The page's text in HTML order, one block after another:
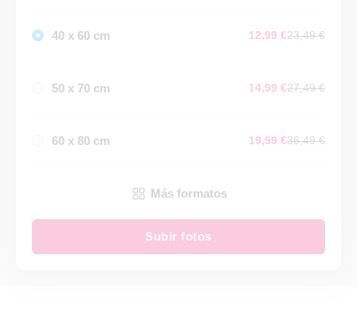
40 x 60 cm 12,99 €23,49 €
50 x 70 cm 14,99 €27,49 €
60 x 80 cm 19,99 €36,49 €
Más formatos
Subir fotos